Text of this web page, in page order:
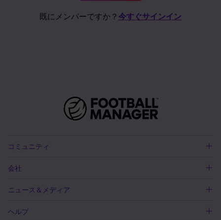
既にメンバーですか？ 今すぐサインイン
コミュニティ
会社
ニュース＆メディア
ヘルプ